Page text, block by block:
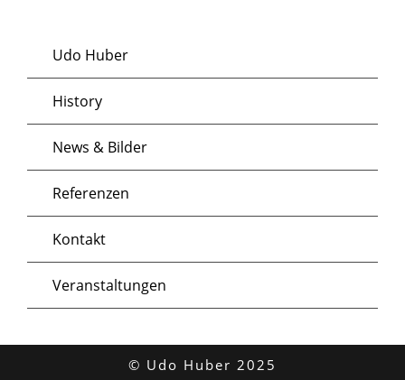
Udo Huber
History
News & Bilder
Referenzen
Kontakt
Veranstaltungen
© Udo Huber 2025